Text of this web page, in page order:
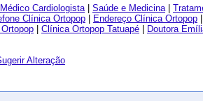
Médico Cardiologista| Saúde e Medicina|
Clínica Ortopop Endereço Clínica Ortopop
Clínica Ortopop Tatuapé
Doutora
Alteração